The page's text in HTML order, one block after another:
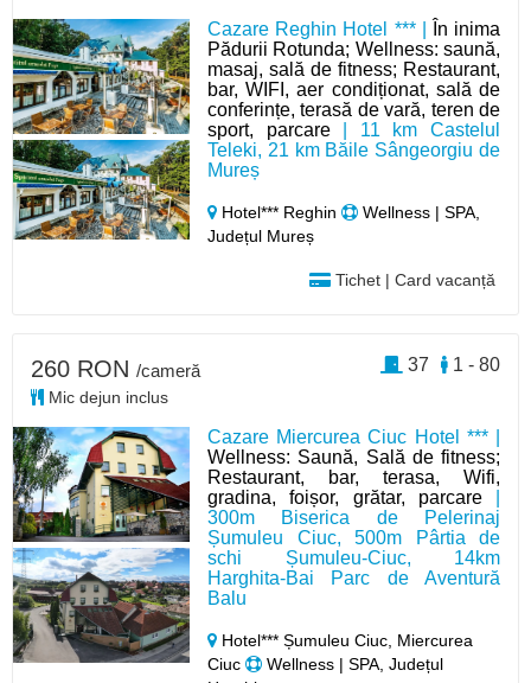
Cazare Reghin Hotel *** |
În inima
Pădurii Rotunda; Wellness: saună,
masaj, sală de fitness; Restaurant,
bar, WIFI, aer condiționat, sală de
conferințe, terasă de vară, teren de
sport, parcare| 11 km Castelul
Teleki, 21 km Băile Sângeorgiu de
Mureș
Hotel*** Reghin
Wellness | SPA,
Județul Mureș
Tichet | Card vacanță
Cazare Miercurea Ciuc Hotel *** |
Wellness: Saună, Sală de fitness;
Restaurant, bar, terasa, Wifi,
gradina, foișor, grătar, parcare|
300m Biserica de Pelerinaj
Șumuleu Ciuc, 500m Pârtia de
schi Șumuleu-Ciuc, 14km
Harghita-Bai Parc de Aventură
Balu
Hotel*** Șumuleu Ciuc, Miercurea
Ciuc
Wellness | SPA, Județul
260 RON /cameră
Mic dejun inclus
1 - 80
37